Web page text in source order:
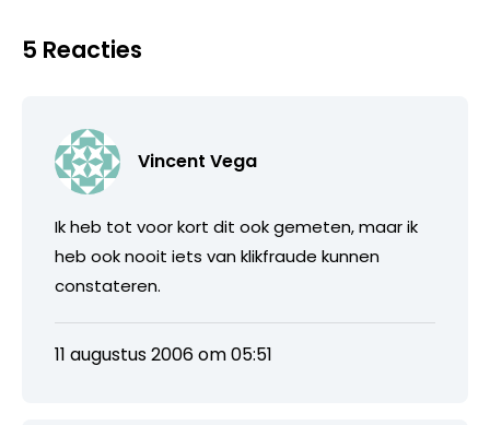
5 Reacties
Vincent Vega
Ik heb tot voor kort dit ook gemeten, maar ik
heb ook nooit iets van klikfraude kunnen
constateren.
11 augustus 2006 om 05:51